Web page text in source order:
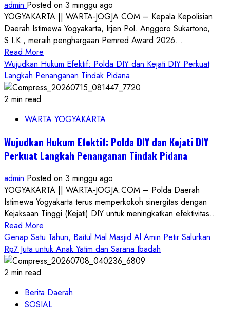
admin Posted on 3 minggu ago
YOGYAKARTA || WARTA-JOGJA.COM – Kepala Kepolisian
Daerah Istimewa Yogyakarta, Irjen Pol. Anggoro Sukartono,
S.I.K., meraih penghargaan Pemred Award 2026...
Read More
more
about
Pemred
Polda
Dorong
Sinergi
dan
Pers
demi
Informasi
Kredibel
Wujudkan Hukum Efektif: Polda DIY dan Kejati DIY Perkuat
Langkah Penanganan Tindak Pidana
2 min read
WARTA YOGYAKARTA
Wujudkan Hukum Efektif: Polda DIY dan Kejati DIY
Perkuat Langkah Penanganan Tindak Pidana
admin Posted on 3 minggu ago
YOGYAKARTA || WARTA-JOGJA.COM – Polda Daerah
Istimewa Yogyakarta terus memperkokoh sinergitas dengan
Kejaksaan Tinggi (Kejati) DIY untuk meningkatkan efektivitas...
Read More
more
about
Wujudkan
Polda
DIY
Genap Satu Tahun, Baitul Mal Masjid Al Amin Petir Salurkan
Rp7 Juta untuk Anak Yatim dan Sarana Ibadah
2 min read
Berita Daerah
SOSIAL